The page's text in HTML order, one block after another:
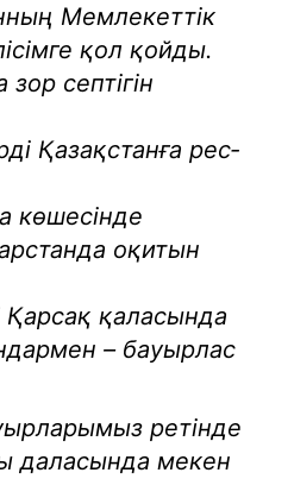
Мемлекеттік
қол қойды.
септігін
Қазақстанға рес­
көшесінде
оқитын
Қарсақ қаласында
– бауырлас
ретінде
даласында мекен